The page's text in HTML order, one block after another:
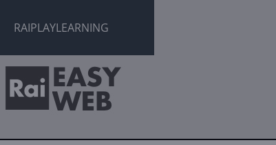
RAIPLAYLEARNING